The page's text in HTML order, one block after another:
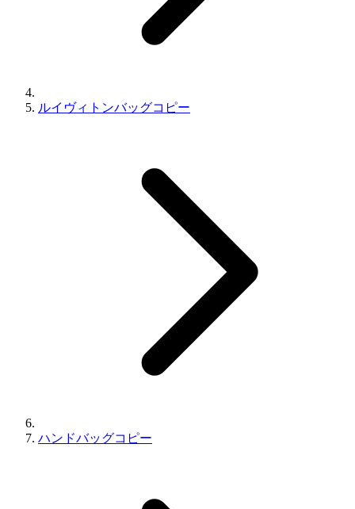
ルイヴィトンバッグコピー
ハンドバッグコピー